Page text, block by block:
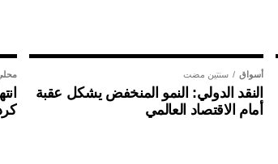
أسواق سنتين مضت
النقد الدولي: النمو المنخفض يشكل عقبة
أمام الاقتصاد العالمي